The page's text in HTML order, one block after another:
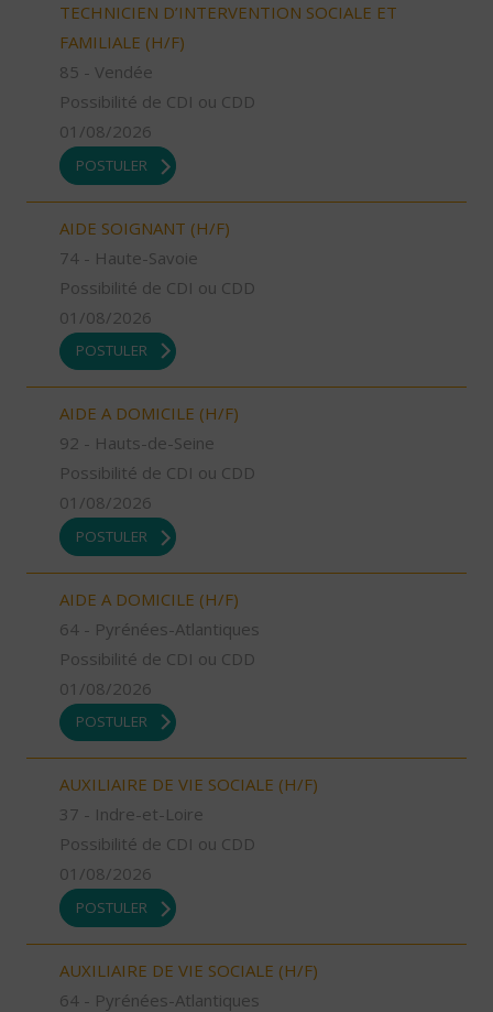
TECHNICIEN D’INTERVENTION SOCIALE ET
FAMILIALE (H/F)
85 - Vendée
Possibilité de CDI ou CDD
01/08/2026
POSTULER
AIDE SOIGNANT (H/F)
74 - Haute-Savoie
Possibilité de CDI ou CDD
01/08/2026
POSTULER
AIDE A DOMICILE (H/F)
92 - Hauts-de-Seine
Possibilité de CDI ou CDD
01/08/2026
POSTULER
AIDE A DOMICILE (H/F)
64 - Pyrénées-Atlantiques
Possibilité de CDI ou CDD
01/08/2026
POSTULER
AUXILIAIRE DE VIE SOCIALE (H/F)
37 - Indre-et-Loire
Possibilité de CDI ou CDD
01/08/2026
POSTULER
AUXILIAIRE DE VIE SOCIALE (H/F)
64 - Pyrénées-Atlantiques